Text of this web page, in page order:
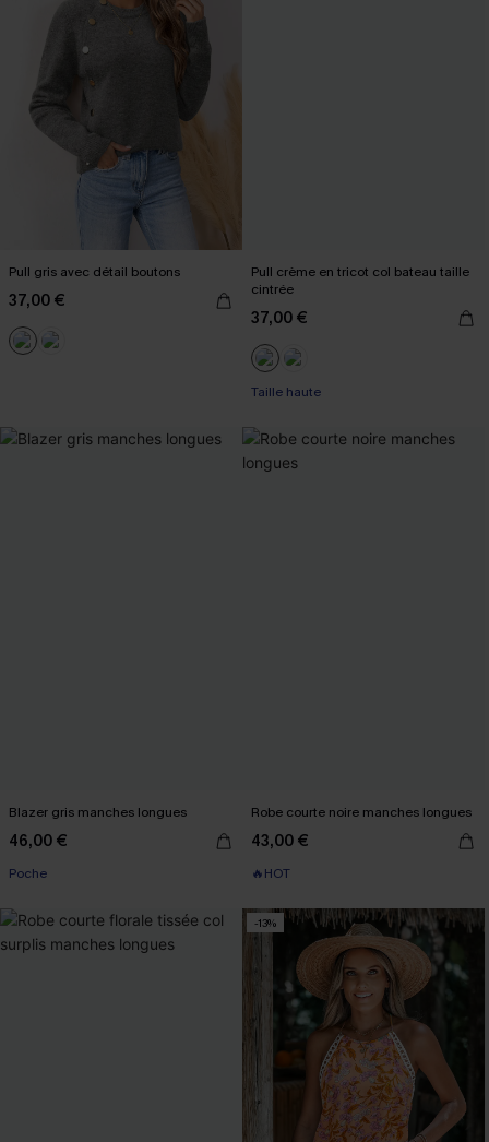
Pull gris avec détail boutons
37,00 €
Pull crème en tricot col bateau taille
cintrée
37,00 €
Taille haute
Blazer gris manches longues
46,00 €
Poche
Robe courte noire manches longues
43,00 €
🔥HOT
-13%